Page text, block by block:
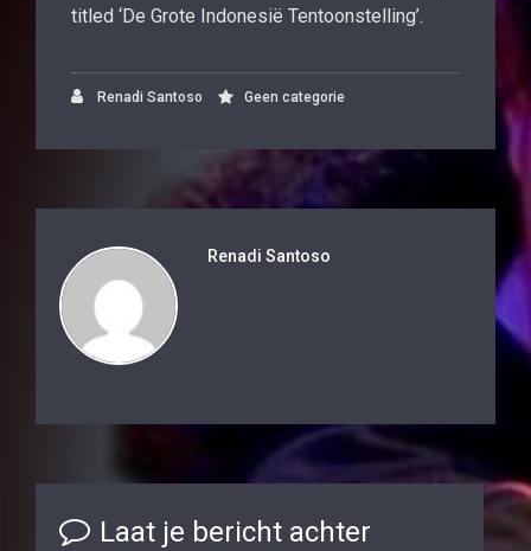
titled ‘De Grote Indonesië Tentoonstelling’.
Renadi Santoso Geen categorie
Renadi Santoso
Laat je bericht achter